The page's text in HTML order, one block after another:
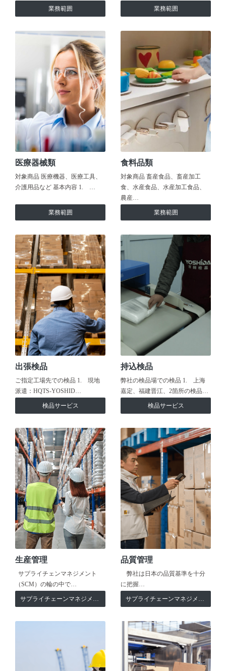
業務範囲 業務範囲
医療器械類
対象商品 医療機器、医療工具、
介護用品など 基本内容 1. …
業務範囲
食料品類
対象商品 畜産食品、畜産加工
食、水産食品、水産加工食品、
農産…
業務範囲
出張検品
ご指定工場先での検品 1. 現地
派遣：HQTS-YOSHID…
検品サービス
持込検品
弊社の検品場での検品 1. 上海
嘉定、福建晋江、2箇所の検品…
検品サービス
生産管理
サプライチェンマネジメント
（SCM）の輪の中で…
サプライチェーンマネジメント
品質管理
弊社は日本の品質基準を十分
に把握…
サプライチェーンマネジメント